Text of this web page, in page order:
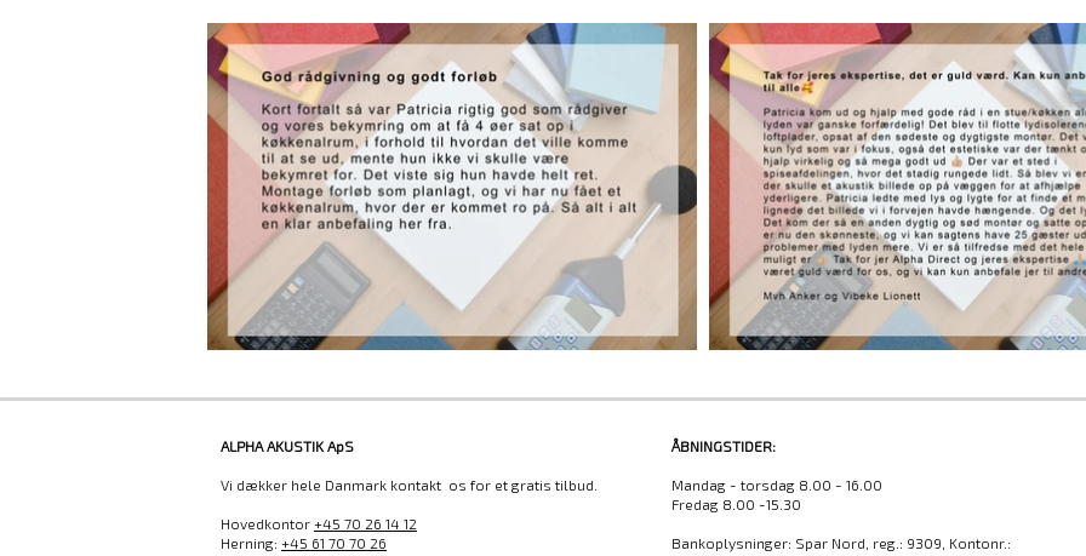
ALPHA AKUSTIK ApS
Vi dækker hele Danmark kontakt os for et gratis tilbud.
Hovedkontor +45 70 26 14 12
Herning: +45 61 70 70 26
ÅBNINGSTIDER:
Mandag - torsdag 8.00 - 16.00
Fredag 8.00 -15.30
Bankoplysninger:​ Spar Nord, reg.: 9309, Kontonr.: